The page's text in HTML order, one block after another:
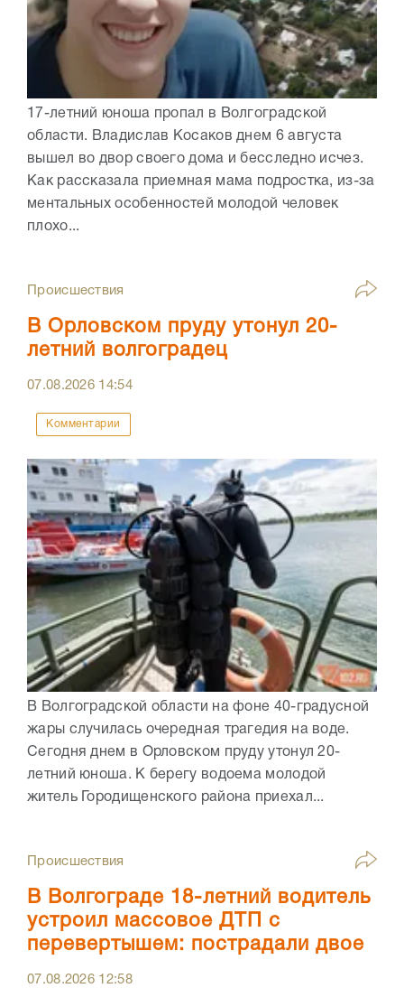
17-летний юноша пропал в Волгоградской
области. Владислав Косаков днем 6 августа
вышел во двор своего дома и бесследно исчез.
Как рассказала приемная мама подростка, из-за
ментальных особенностей молодой человек
плохо...
Происшествия
В Орловском пруду утонул 20-
летний волгоградец
07.08.2026 14:54
Комментарии
В Волгоградской области на фоне 40-градусной
жары случилась очередная трагедия на воде.
Сегодня днем в Орловском пруду утонул 20-
летний юноша. К берегу водоема молодой
житель Городищенского района приехал...
Происшествия
В Волгограде 18-летний водитель
устроил массовое ДТП с
перевертышем: пострадали двое
07.08.2026 12:58